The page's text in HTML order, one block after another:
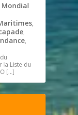
,
,
,
la Liste du
[…]